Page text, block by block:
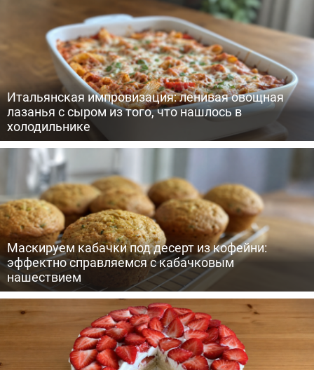
Итальянская импровизация: ленивая овощная
лазанья с сыром из того, что нашлось в
холодильнике
Маскируем кабачки под десерт из кофейни:
эффектно справляемся с кабачковым
нашествием